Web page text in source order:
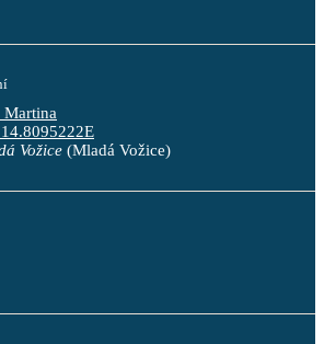
Martina
Vožice (Mladá Vožice)